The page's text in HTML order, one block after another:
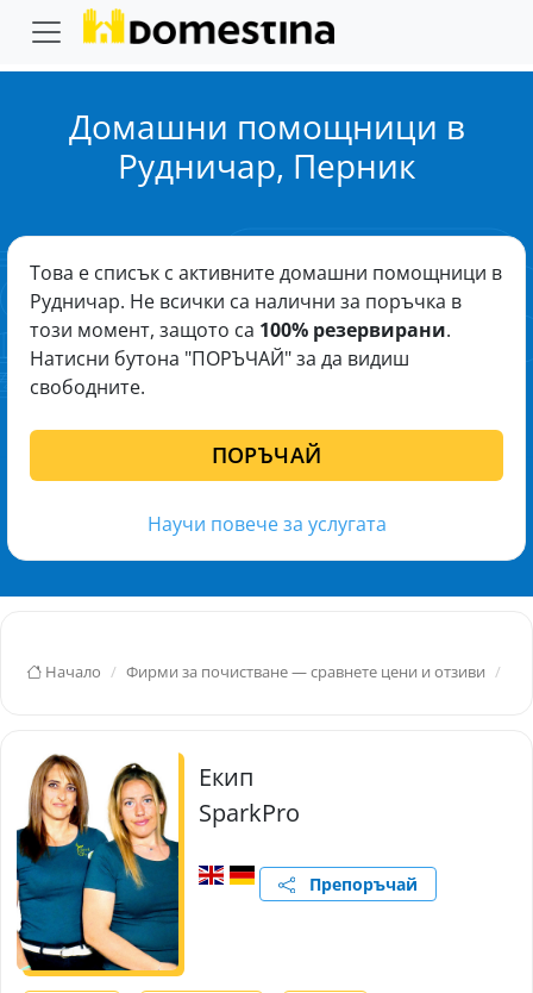
Домашни помощници в
Рудничар, Перник
Това е списък с активните домашни помощници в
Рудничар. Не всички са налични за поръчка в
този момент, защото са 100% резервирани.
Натисни бутона "ПОРЪЧАЙ" за да видиш
свободните.
ПОРЪЧАЙ
Научи повече за услугата
Начало Фирми за почистване — сравнете цени и отзиви
Екип
SparkPro
Препоръчай